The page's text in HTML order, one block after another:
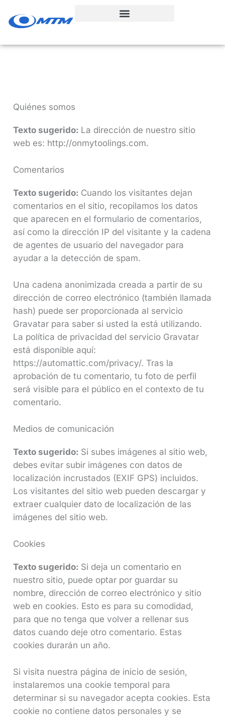
Quiénes somos
Texto sugerido: La dirección de nuestro sitio
web es: http://onmytoolings.com.
Comentarios
Texto sugerido: Cuando los visitantes dejan
comentarios en el sitio, recopilamos los datos
que aparecen en el formulario de comentarios,
así como la dirección IP del visitante y la cadena
de agentes de usuario del navegador para
ayudar a la detección de spam.
Una cadena anonimizada creada a partir de su
dirección de correo electrónico (también llamada
hash) puede ser proporcionada al servicio
Gravatar para saber si usted la está utilizando.
La política de privacidad del servicio Gravatar
está disponible aquí:
https://automattic.com/privacy/. Tras la
aprobación de tu comentario, tu foto de perfil
será visible para el público en el contexto de tu
comentario.
Medios de comunicación
Texto sugerido: Si subes imágenes al sitio web,
debes evitar subir imágenes con datos de
localización incrustados (EXIF GPS) incluidos.
Los visitantes del sitio web pueden descargar y
extraer cualquier dato de localización de las
imágenes del sitio web.
Cookies
Texto sugerido: Si deja un comentario en
nuestro sitio, puede optar por guardar su
nombre, dirección de correo electrónico y sitio
web en cookies. Esto es para su comodidad,
para que no tenga que volver a rellenar sus
datos cuando deje otro comentario. Estas
cookies durarán un año.
Si visita nuestra página de inicio de sesión,
instalaremos una cookie temporal para
determinar si su navegador acepta cookies. Esta
cookie no contiene datos personales y se